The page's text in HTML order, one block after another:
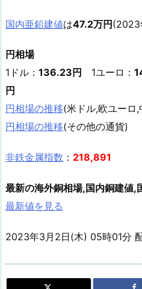
国内亜鉛建値は47.2万円(2023
円相場
1ドル： 136.23円 1ユーロ：
円
円相場の推移(米ドル,欧ユーロ,
円相場の推移(その他の通貨)
非鉄金属指数 ： 218,891
最新の海外銅相場,国内銅建値,
最新値を見る
2023年3月2日(木) 05時01分